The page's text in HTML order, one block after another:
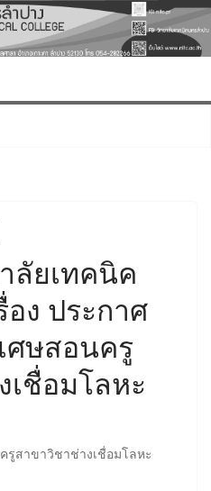
ลัยเทคนิค
อง ประกาศ
ศษสอนครู
ชื่อมโลหะ
รูสาขาวิชาช่างเชื่อมโลหะ